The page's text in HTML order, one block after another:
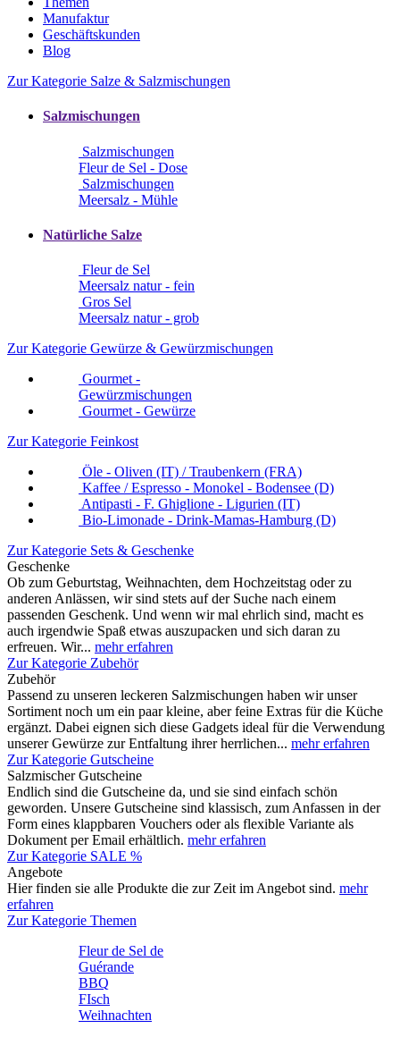
Manufaktur
Geschäftskunden
Blog
Zur Kategorie Salze & Salzmischungen
Salzmischungen
Salzmischungen
Fleur de Sel - Dose
Salzmischungen
Meersalz - Mühle
Natürliche Salze
Fleur de Sel
Meersalz natur - fein
Gros Sel
Meersalz natur - grob
Zur Kategorie Gewürze & Gewürzmischungen
Gourmet -
Gewürzmischungen
Gourmet - Gewürze
Zur Kategorie Feinkost
Öle - Oliven (IT) / Traubenkern (FRA)
Kaffee / Espresso - Monokel - Bodensee (D)
Antipasti - F. Ghiglione - Ligurien (IT)
Bio-Limonade - Drink-Mamas-Hamburg (D)
Zur Kategorie Sets & Geschenke
Geschenke
Ob zum Geburtstag, Weihnachten, dem Hochzeitstag oder zu
anderen Anlässen, wir sind stets auf der Suche nach einem
passenden Geschenk. Und wenn wir mal ehrlich sind, macht es
auch irgendwie Spaß etwas auszupacken und sich daran zu
erfreuen. Wir... mehr erfahren
Zur Kategorie Zubehör
Zubehör
Passend zu unseren leckeren Salzmischungen haben wir unser
Sortiment noch um ein paar kleine, aber feine Extras für die Küche
ergänzt. Dabei eignen sich diese Gadgets ideal für die Verwendung
unserer Gewürze zur Entfaltung ihrer herrlichen... mehr erfahren
Zur Kategorie Gutscheine
Salzmischer Gutscheine
Endlich sind die Gutscheine da, und sie sind einfach schön
geworden. Unsere Gutscheine sind klassisch, zum Anfassen in der
Form eines klappbaren Vouchers oder als flexible Variante als
Dokument per Email erhältlich. mehr erfahren
Zur Kategorie SALE %
Angebote
Hier finden sie alle Produkte die zur Zeit im Angebot sind. mehr
erfahren
Zur Kategorie Themen
Fleur de Sel de
Guérande
BBQ
FIsch
Weihnachten